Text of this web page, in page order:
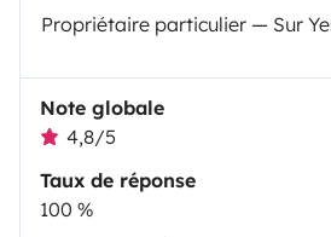
Propriétaire particulier — Sur
Note globale
4,8/5
Taux de réponse
100 %